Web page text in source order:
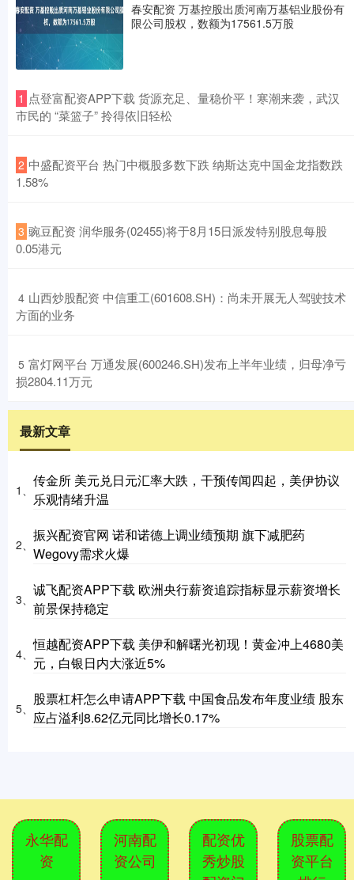
春安配资 万基控股出质河南万基铝业股份有
限公司股权，数额为17561.5万股
1 ​点登富配资APP下载 货源充足、量稳价平！寒潮来袭，武汉
市民的 “菜篮子” 拎得依旧轻松
2 ​中盛配资平台 热门中概股多数下跌 纳斯达克中国金龙指数跌
1.58%
3 ​豌豆配资 润华服务(02455)将于8月15日派发特别股息每股
0.05港元
4 ​山西炒股配资 中信重工(601608.SH)：尚未开展无人驾驶技术
方面的业务
5 ​富灯网平台 万通发展(600246.SH)发布上半年业绩，归母净亏
损2804.11万元
最新文章
1、
传金所 美元兑日元汇率大跌，干预传闻四起，美伊协议
乐观情绪升温
2、
振兴配资官网 诺和诺德上调业绩预期 旗下减肥药
Wegovy需求火爆
3、
诚飞配资APP下载 欧洲央行薪资追踪指标显示薪资增长
前景保持稳定
4、
恒越配资APP下载 美伊和解曙光初现！黄金冲上4680美
元，白银日内大涨近5%
5、
股票杠杆怎么申请APP下载 中国食品发布年度业绩 股东
应占溢利8.62亿元同比增长0.17%
永华配
资
河南配
资公司
配资优
秀炒股
股票配
资平台